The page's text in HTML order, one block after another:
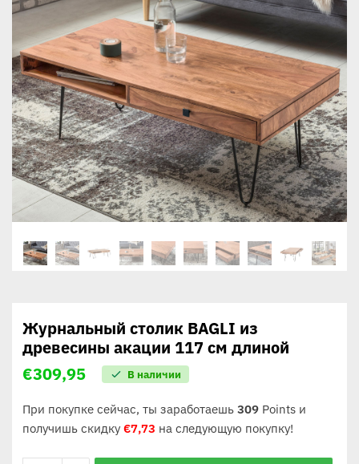
Журнальный столик BAGLI из
древесины акации 117 см длиной
€309,95 В наличии
При покупке сейчас, ты заработаешь 309Points и
получишь скидку €7,73 на следующую покупку!